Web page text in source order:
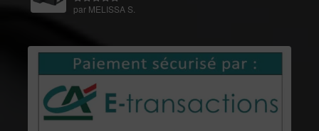
Note 5sur
par MELISSA S.